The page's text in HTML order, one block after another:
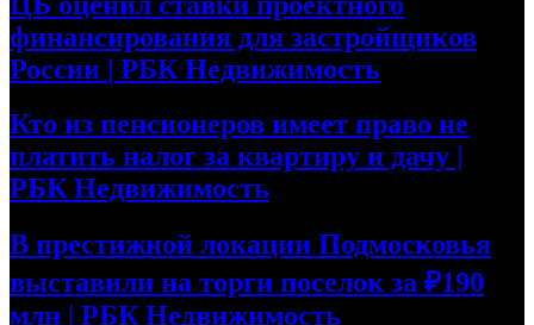
финансирования для застройщиков
России | РБК Недвижимость
Кто из пенсионеров имеет право не
платить налог за квартиру и дачу |
РБК Недвижимость
В престижной локации Подмосковья
выставили на торги поселок за ₽190
млн | РБК Недвижимость